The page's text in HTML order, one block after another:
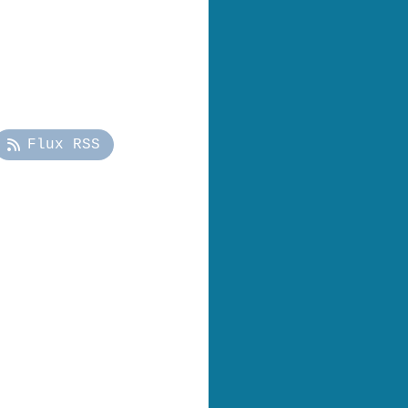
Flux RSS